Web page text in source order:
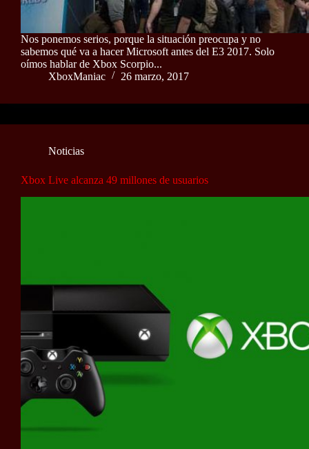
Nos ponemos serios, porque la situación preocupa y no
sabemos qué va a hacer Microsoft antes del E3 2017. Solo
oímos hablar de Xbox Scorpio...
XboxManiac
26 marzo, 2017
Noticias
Xbox Live alcanza 49 millones de usuarios